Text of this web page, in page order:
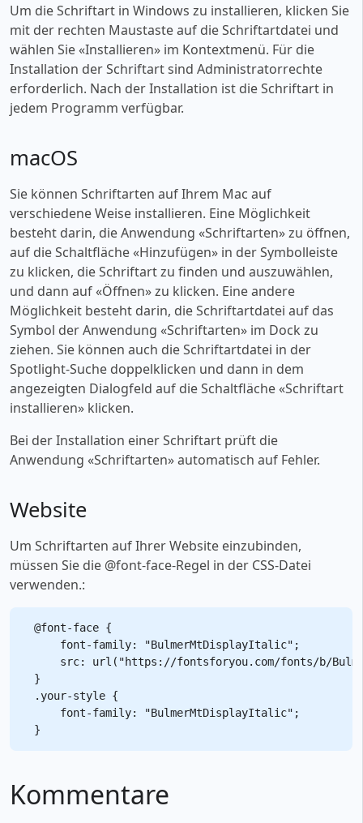
Um die Schriftart in Windows zu installieren, klicken Sie
mit der rechten Maustaste auf die Schriftartdatei und
wählen Sie «‎Installieren» im Kontextmenü. Für die
Installation der Schriftart sind Administratorrechte
erforderlich. Nach der Installation ist die Schriftart in
jedem Programm verfügbar.
macOS
Sie können Schriftarten auf Ihrem Mac auf
verschiedene Weise installieren. Eine Möglichkeit
besteht darin, die Anwendung «‎Schriftarten» zu öffnen,
auf die Schaltfläche «‎Hinzufügen» in der Symbolleiste
zu klicken, die Schriftart zu finden und auszuwählen,
und dann auf «‎Öffnen» zu klicken. Eine andere
Möglichkeit besteht darin, die Schriftartdatei auf das
Symbol der Anwendung «‎Schriftarten» im Dock zu
ziehen. Sie können auch die Schriftartdatei in der
Spotlight-Suche doppelklicken und dann in dem
angezeigten Dialogfeld auf die Schaltfläche «‎Schriftart
installieren» klicken.
Bei der Installation einer Schriftart prüft die
Anwendung «‎Schriftarten» automatisch auf Fehler.
Website
Um Schriftarten auf Ihrer Website einzubinden,
müssen Sie die @font-face-Regel in der CSS-Datei
verwenden.:
@font-face {
    font-family: "BulmerMtDisplayItalic";
src: url("https://fontsforyou.com/fonts/b/
}
.your-style {
    font-family: "BulmerMtDisplayItalic";
Kommentare